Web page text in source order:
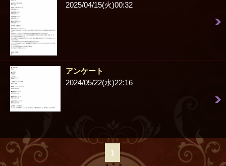
2025/04/15(火)00:32
アンケート
2024/05/22(水)22:16
1